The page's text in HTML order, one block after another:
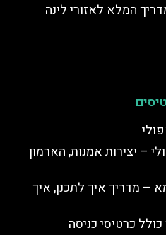
המלא לאזורי לינה
– יצירות אמנות, הארמון
– מדריך איך לתכנן, איך
כרטיסי כניסה